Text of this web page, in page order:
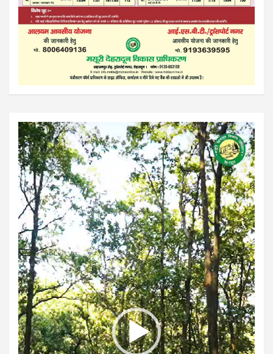
Video
Player